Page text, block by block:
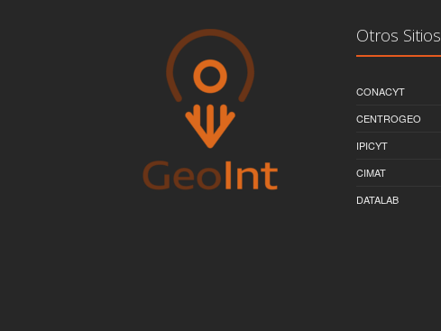
Otros Sitios
CONACYT
CENTROGEO
IPICYT
CIMAT
DATALAB